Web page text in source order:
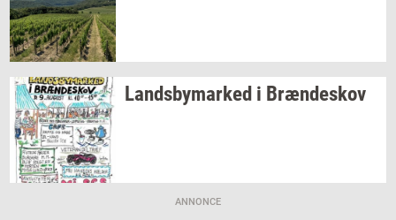
Lands­by­mar­ked i Bræn­de­skov
ANNONCE